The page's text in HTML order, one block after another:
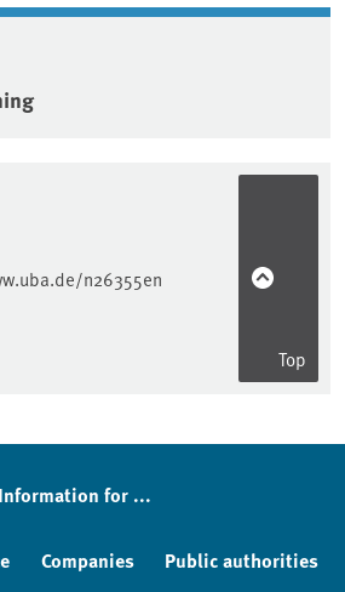
n26355en
Top
Information for ...
Companies Public authorities